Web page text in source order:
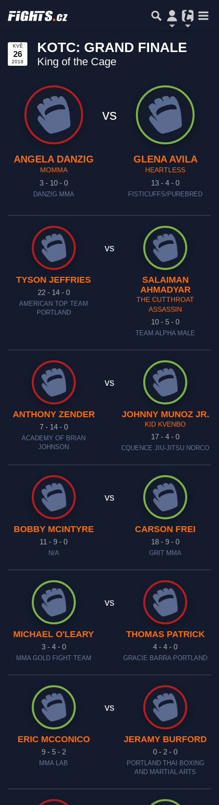
KVĚ
26
2018
KOTC: GRAND FINALE
King of the Cage
ANGELA DANZIG
MOMMA
3 - 10 - 0
DANZIG MMA
vs
GLENA AVILA
HEARTLESS
13 - 4 - 0
FISTICUFFS/PUREBRED
TYSON JEFFRIES
22 - 14 - 0
AMERICAN TOP TEAM
PORTLAND
vs
SALAIMAN
AHMADYAR
THE CUTTHROAT
ASSASSIN
10 - 5 - 0
TEAM ALPHA MALE
ANTHONY ZENDER
7 - 14 - 0
ACADEMY OF BRIAN
JOHNSON
vs
JOHNNY MUNOZ JR.
KID KVENBO
17 - 4 - 0
CQUENCE JIU-JITSU NORCO
BOBBY MCINTYRE
11 - 9 - 0
N/A
vs
CARSON FREI
18 - 9 - 0
GRIT MMA
MICHAEL O'LEARY
3 - 4 - 0
MMA GOLD FIGHT TEAM
vs
THOMAS PATRICK
4 - 4 - 0
GRACIE BARRA PORTLAND
ERIC MCCONICO
9 - 5 - 2
MMA LAB
vs
JERAMY BURFORD
0 - 2 - 0
PORTLAND THAI BOXING
AND MARTIAL ARTS